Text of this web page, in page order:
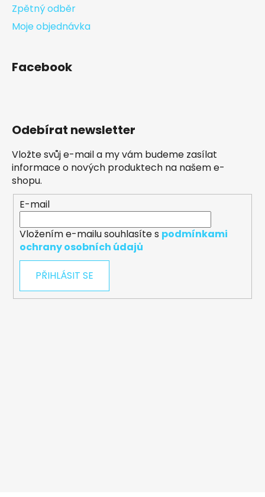
Zpětný odběr
Moje objednávka
Facebook
Odebírat newsletter
Vložte svůj e-mail a my vám budeme zasílat
informace o nových produktech na našem e-
shopu.
E-mail
Vložením e-mailu souhlasíte s podmínkami
ochrany osobních údajů
PŘIHLÁSIT SE